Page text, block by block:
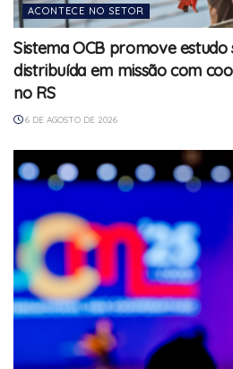
ACONTECE NO SETOR
Sistema OCB promove
distribuída em missão com
no RS
6 DE AGOSTO DE 2026